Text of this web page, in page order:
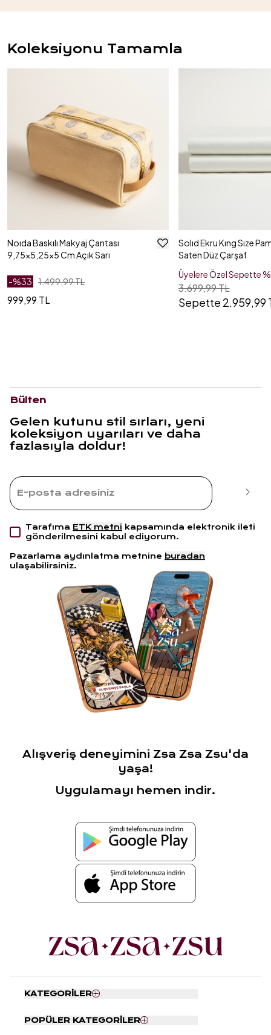
Koleksiyonu Tamamla
Noıda Baskılı Makyaj Çantası
9,75x5,25x5 Cm Açık Sarı
-%33 1.499,99 TL
999,99 TL
Solıd Ekru Kıng Sıze
Saten Düz Çarşaf
Üyelere Özel Sepette
3.699,99 TL
Sepette 2.959,99
Bülten
Gelen kutunu stil sırları, yeni
koleksiyon uyarıları ve daha
fazlasıyla doldur!
Tarafıma ETK metni kapsamında elektronik ileti
gönderilmesini kabul ediyorum.
Pazarlama aydınlatma metnine buradan
ulaşabilirsiniz.
Alışveriş deneyimini Zsa Zsa Zsu'da
yaşa!
Uygulamayı hemen indir.
KATEGORİLER
Nevresim Seti
POPÜLER KATEGORİLER